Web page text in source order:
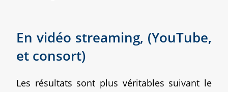
En vidéo streaming, (YouTube,
et consort)
Les résultats sont plus véritables suivant le